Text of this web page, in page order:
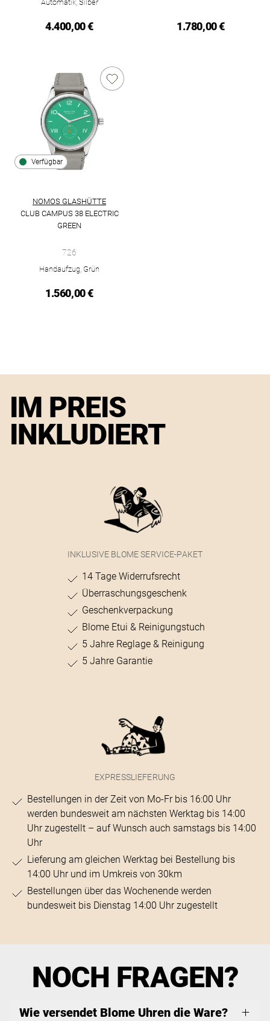
Automatik, Silber
4.400,00 € 1.780,00 €
Verfügbar
NOMOS GLASHÜTTE
CLUB CAMPUS 38 ELECTRIC
GREEN
726
Handaufzug, Grün
1.560,00 €
IM PREIS
INKLUDIERT
INKLUSIVE BLOME SERVICE-PAKET
14 Tage Widerrufsrecht
Überraschungsgeschenk
Geschenkverpackung
Blome Etui & Reinigungstuch
5 Jahre Reglage & Reinigung
5 Jahre Garantie
EXPRESSLIEFERUNG
Bestellungen in der Zeit von Mo-Fr bis 16:00 Uhr
werden bundesweit am nächsten Werktag bis 14:00
Uhr zugestellt – auf Wunsch auch samstags bis 14:00
Uhr
Lieferung am gleichen Werktag bei Bestellung bis
14:00 Uhr und im Umkreis von 30km
Bestellungen über das Wochenende werden
bundesweit bis Dienstag 14:00 Uhr zugestellt
NOCH FRAGEN?
Wie versendet Blome Uhren die Ware?